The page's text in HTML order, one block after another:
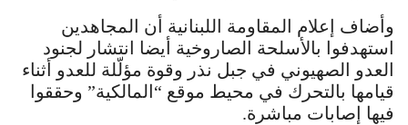
وأضاف إعلام المقاومة اللبنانية أن المجاهدين
استهدفوا بالأسلحة الصاروخية أيضا انتشار ‏لجنود
العدو الصهيوني في جبل نذر وقوة مؤلّلة للعدو أثناء
قيامها بالتحرك في محيط موقع “المالكية” وحققوا
فيها إصابات مباشرة.